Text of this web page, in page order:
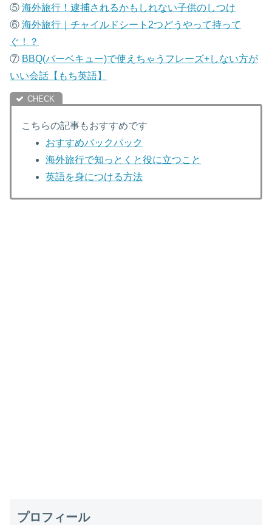
⑤ 海外旅行！逮捕されるかもしれない子供のしつけ
⑥ 海外旅行｜チャイルドシート2つどうやって持って
ぐ！？
⑦ BBQ(バーベキュー)で使えちゃうフレーズ+しない方が
いい会話【もち英語】
こちらの記事もおすすめです
おすすめバックパック
海外旅行で知っとくと役に立つこと
英語を身につける方法
プロフィール